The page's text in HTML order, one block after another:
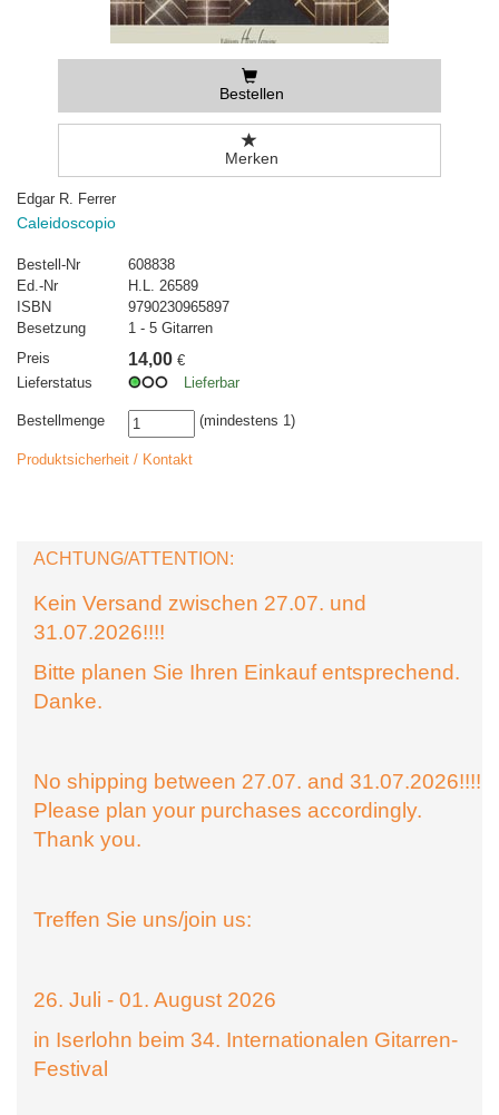
Bestellen
Merken
Edgar R. Ferrer
Caleidoscopio
Bestell-Nr
608838
Ed.-Nr
H.L. 26589
ISBN
9790230965897
Besetzung
1 - 5 Gitarren
Preis
14,00 €
Lieferstatus
Lieferbar
Bestellmenge (mindestens 1)
Produktsicherheit / Kontakt
ACHTUNG/ATTENTION:
Kein Versand zwischen 27.07. und
31.07.2026!!!!
Bitte planen Sie Ihren Einkauf entsprechend.
Danke.
No shipping between 27.07. and 31.07.2026!!!!
Please plan your purchases accordingly.
Thank you.
Treffen Sie uns/join us:
26. Juli - 01. August 2026
in Iserlohn beim 34. Internationalen Gitarren-
Festival